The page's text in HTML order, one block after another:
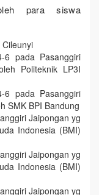
para siswa
pada Pasanggiri
Politeknik LP3I
pada Pasanggiri
SMK BPI Bandung
Jaipongan yg
Indonesia (BMI)
Jaipongan yg
Indonesia (BMI)
Jaipongan yg